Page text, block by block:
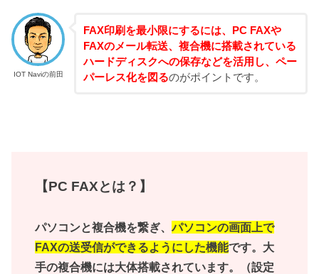
IOT Naviの前田
FAX印刷を最小限にするには、PC FAXや
FAXのメール転送、複合機に搭載されている
ハードディスクへの保存などを活用し、ペー
パーレス化を図るのがポイントです。
【PC FAXとは？】
パソコンと複合機を繋ぎ、パソコンの画面上で
FAXの送受信ができるようにした機能です。大
手の複合機には大体搭載されています。（設定